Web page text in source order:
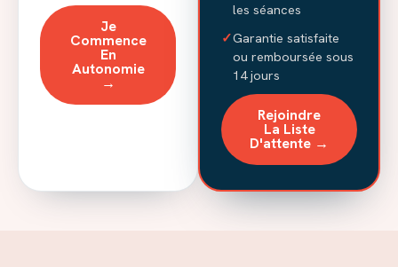
Je
Commence
En
Autonomie
→
les séances
✓Garantie satisfaite
ou remboursée sous
14 jours
Rejoindre
La Liste
D'attente →